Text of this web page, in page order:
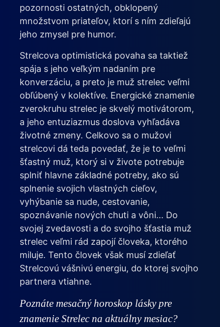
pozornosti ostatných, obklopený
množstvom priateľov, ktorí s ním zdieľajú
jeho zmysel pre humor.
Strelcova optimistická povaha sa taktiež
spája s jeho veľkým nadaním pre
konverzáciu, a preto je muž strelec veľmi
obľúbený v kolektíve. Energické znamenie
zverokruhu strelec je skvelý motivátorom,
a jeho entuziazmus doslova vyhľadáva
životné zmeny. Celkovo sa o mužovi
strelcovi dá teda povedať, že je to veľmi
šťastný muž, ktorý si v živote potrebuje
splniť hlavne základné potreby, ako sú
splnenie svojich vlastných cieľov,
vyhýbanie sa nude, cestovanie,
spoznávanie nových chuti a vôni... Do
svojej zvedavosti a do svojho šťastia muž
strelec veľmi rád zapojí človeka, ktorého
miluje. Tento človek však musí zdieľať
Strelcovú vášnivú energiu, do ktorej svojho
partnera vtiahne.
Poznáte mesačný horoskop lásky pre
znamenie Strelec na aktuálny mesiac?